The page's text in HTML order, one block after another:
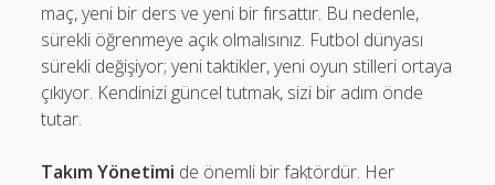
maç, yeni bir ders ve yeni bir fırsattır. Bu nedenle,
sürekli öğrenmeye açık olmalısınız. Futbol dünyası
sürekli değişiyor; yeni taktikler, yeni oyun stilleri ortaya
çıkıyor. Kendinizi güncel tutmak, sizi bir adım önde
tutar.
Takım Yönetimi de önemli bir faktördür. Her